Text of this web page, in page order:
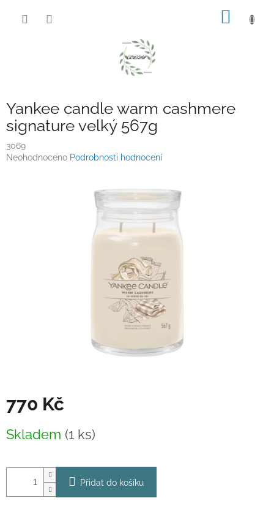
Yankee candle warm cashmere
signature velký 567g
3069
Průměrné
Neohodnoceno Podrobnosti hodnocení
770 Kč
cena:
Skladem (1 ks)
Přidat do košíku